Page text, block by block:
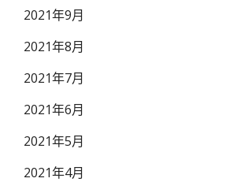
2021年9月
2021年8月
2021年7月
2021年6月
2021年5月
2021年4月